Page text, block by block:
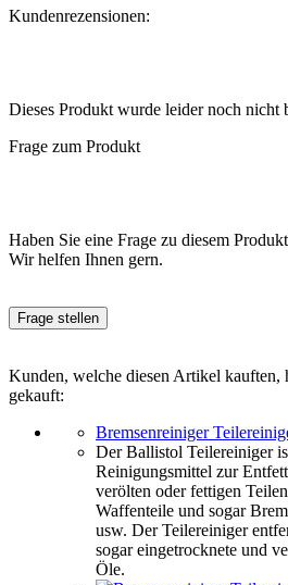
Kundenrezensionen:
Dieses Produkt wurde leider noch nicht
Frage zum Produkt
Haben Sie eine Frage zu diesem
Wir helfen Ihnen gern.
Frage stellen
Kunden, welche diesen Artikel kauften,
gekauft:
Bremsenreiniger
Der Ballistol Teilereiniger
Reinigungsmittel zur
verölten oder fettigen
Waffenteile und sogar
usw. Der Teilereiniger
sogar eingetrocknete und
Öle.